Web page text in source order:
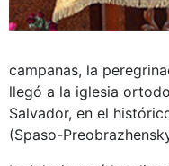
campanas, la
llegó a la iglesia
Salvador, en el
(Spaso-